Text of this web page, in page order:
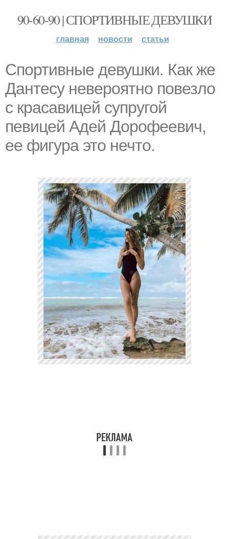
90-60-90 | СПОРТИВНЫЕ ДЕВУШКИ
главная новости статьи
Спортивные девушки. Как же
Дантесу невероятно повезло
с красавицей супругой
певицей Адей Дорофеевич,
ее фигура это нечто.